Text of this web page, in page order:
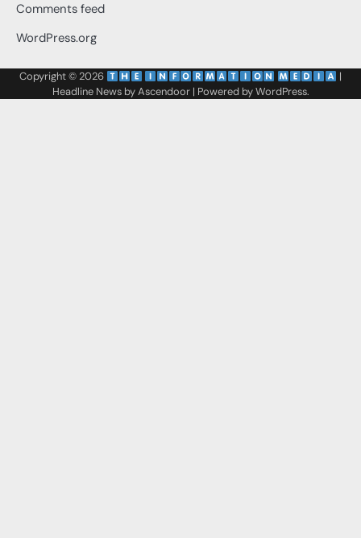
Comments feed
WordPress.org
Copyright © 2026
|
Headline News byAscendoor| Powered byWordPress.